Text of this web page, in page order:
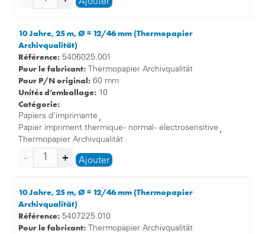
10 Jahre, 25 m, Ø = 12/46 mm (Thermopapier
Archivqualität)
Référence: 5406025.001
Pour le fabricant: Thermopapier Archivqualität
Pour P/N original: 60 mm
Unités d’emballage: 10
Catégorie:
Papiers d’imprimante ,
Papier impriment thermique - normal - electrosensitive ,
Thermopapier Archivqualität
Ajouter
10 Jahre, 25 m, Ø = 12/46 mm (Thermopapier
Archivqualität)
Référence: 5407225.010
Pour le fabricant: Thermopapier Archivqualität